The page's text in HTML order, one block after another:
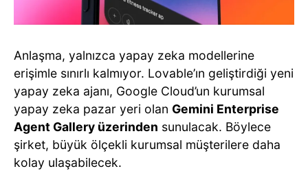
Anlaşma, yalnızca yapay zeka modellerine
erişimle sınırlı kalmıyor. Lovable’ın geliştirdiği yeni
yapay zeka ajanı, Google Cloud’un kurumsal
yapay zeka pazar yeri olan Gemini Enterprise
Agent Gallery üzerinden sunulacak. Böylece
şirket, büyük ölçekli kurumsal müşterilere daha
kolay ulaşabilecek.